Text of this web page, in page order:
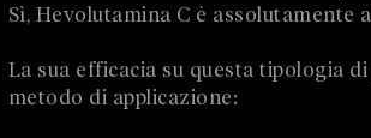
Sì, Hevolutamina C è assolutamente
La sua efficacia su questa tipologia
metodo di applicazione: